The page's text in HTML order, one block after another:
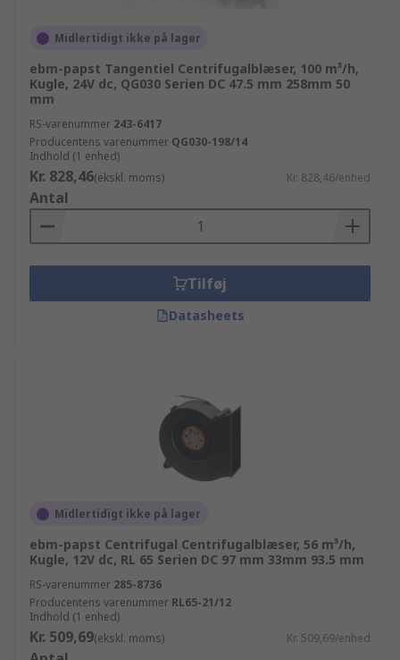
Midlertidigt ikke på lager
ebm-papst Tangentiel Centrifugalblæser, 100 m³/h,
Kugle, 24V dc, QG030 Serien DC 47.5 mm 258mm 50
mm
RS-varenummer 243-6417
Producentens varenummer QG030-198/14
Indhold (1 enhed)
Kr. 828,46(ekskl. moms) Kr. 828,46/enhed
Antal
Tilføj
Datasheets
Midlertidigt ikke på lager
ebm-papst Centrifugal Centrifugalblæser, 56 m³/h,
Kugle, 12V dc, RL 65 Serien DC 97 mm 33mm 93.5 mm
RS-varenummer 285-8736
Producentens varenummer RL65-21/12
Indhold (1 enhed)
Kr. 509,69(ekskl. moms) Kr. 509,69/enhed